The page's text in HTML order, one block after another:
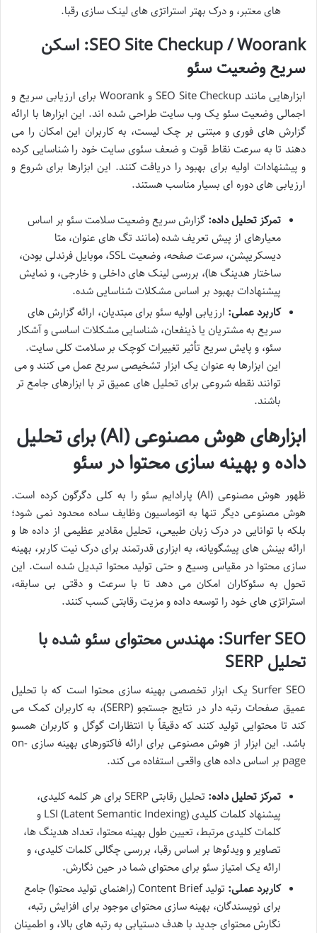
های معتبر، و درک بهتر استراتژی های لینک سازی رقبا.
SEO Site Checkup / Woorank: اسکن
سریع وضعیت سئو
ابزارهایی مانند SEO Site Checkup و Woorank برای ارزیابی سریع و
اجمالی وضعیت سئو یک وب سایت طراحی شده اند. این ابزارها با ارائه
گزارش های فوری و مبتنی بر چک لیست، به کاربران این امکان را می
دهند تا به سرعت نقاط قوت و ضعف سئوی سایت خود را شناسایی کرده
و پیشنهادات اولیه برای بهبود را دریافت کنند. این ابزارها برای شروع و
ارزیابی های دوره ای بسیار مناسب هستند.
تمرکز تحلیل داده: گزارش سریع وضعیت سلامت سئو بر اساس
معیارهای از پیش تعریف شده (مانند تگ های عنوان، متا
دیسکریپشن، سرعت صفحه، وضعیت SSL، موبایل فرندلی بودن،
ساختار هدینگ ها)، بررسی لینک های داخلی و خارجی، و نمایش
پیشنهادات بهبود بر اساس مشکلات شناسایی شده.
کاربرد عملی: ارزیابی اولیه سئو برای مبتدیان، ارائه گزارش های
سریع به مشتریان یا ذینفعان، شناسایی مشکلات اساسی و آشکار
سئو، و پایش سریع تأثیر تغییرات کوچک بر سلامت کلی سایت.
این ابزارها به عنوان یک ابزار تشخیصی سریع عمل می کنند و می
توانند نقطه شروعی برای تحلیل های عمیق تر با ابزارهای جامع تر
باشند.
ابزارهای هوش مصنوعی (AI) برای تحلیل
داده و بهینه سازی محتوا در سئو
ظهور هوش مصنوعی (AI) پارادایم سئو را به کلی دگرگون کرده است.
هوش مصنوعی دیگر تنها به اتوماسیون وظایف ساده محدود نمی شود؛
بلکه با توانایی در درک زبان طبیعی، تحلیل مقادیر عظیمی از داده ها و
ارائه بینش های پیشگویانه، به ابزاری قدرتمند برای درک نیت کاربر، بهینه
سازی محتوا در مقیاس وسیع و حتی تولید محتوا تبدیل شده است. این
تحول به سئوکاران امکان می دهد تا با سرعت و دقتی بی سابقه،
استراتژی های خود را توسعه داده و مزیت رقابتی کسب کنند.
Surfer SEO: مهندس محتوای سئو شده با
تحلیل SERP
Surfer SEO یک ابزار تخصصی بهینه سازی محتوا است که با تحلیل
عمیق صفحات رتبه دار در نتایج جستجو (SERP)، به کاربران کمک می
کند تا محتوایی تولید کنند که دقیقاً با انتظارات گوگل و کاربران همسو
باشد. این ابزار از هوش مصنوعی برای ارائه فاکتورهای بهینه سازی on-
page بر اساس داده های واقعی استفاده می کند.
تمرکز تحلیل داده:
تحلیل رقابتی SERP برای هر کلمه کلیدی،
پیشنهاد کلمات کلیدی LSI (Latent Semantic Indexing) و
کلمات کلیدی مرتبط، تعیین طول بهینه محتوا، تعداد هدینگ ها،
تصاویر و ویدئوها بر اساس رقبا، بررسی چگالی کلمات کلیدی، و
ارائه یک امتیاز سئو برای محتوای شما در حین نگارش.
کاربرد عملی:
تولید Content Brief (راهنمای تولید محتوا) جامع
برای نویسندگان، بهینه سازی محتوای موجود برای افزایش رتبه،
نگارش محتوای جدید با هدف دستیابی به رتبه های بالا، و اطمینان